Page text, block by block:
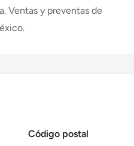
Ventas y preventas de
Código postal